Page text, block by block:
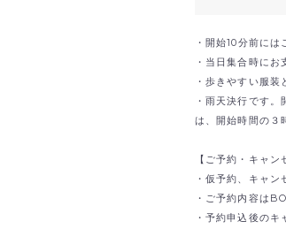
・開始10分前には
・当日集合時にお
・歩きやすい服装
・雨天決行です
は、開始時間の３
【ご予約・キャン
・仮予約、キャン
・ご予約内容は
・予約申込後の